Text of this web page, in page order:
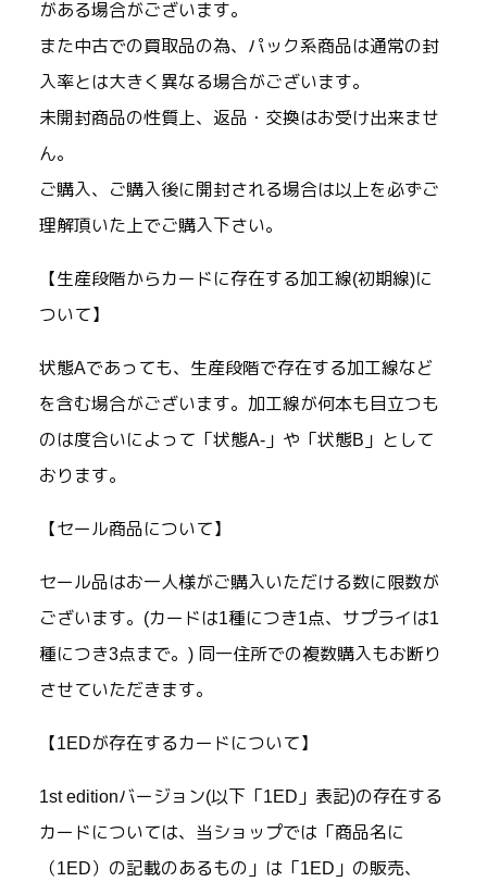
がある場合がございます。
また中古での買取品の為、パック系商品は通常の封
入率とは大きく異なる場合がございます。
未開封商品の性質上、返品・交換はお受け出来ませ
ん。
ご購入、ご購入後に開封される場合は以上を必ずご
理解頂いた上でご購入下さい。
【生産段階からカードに存在する加工線(初期線)に
ついて】
状態Aであっても、生産段階で存在する加工線など
を含む場合がございます。加工線が何本も目立つも
のは度合いによって「状態A-」や「状態B」として
おります。
【セール商品について】
セール品はお一人様がご購入いただける数に限数が
ございます。(カードは1種につき1点、サプライは1
種につき3点まで。) 同一住所での複数購入もお断り
させていただきます。
【1EDが存在するカードについて】
1st editionバージョン(以下「1ED」表記)の存在する
カードについては、当ショップでは「商品名に
（1ED）の記載のあるもの」は「1ED」の販売、